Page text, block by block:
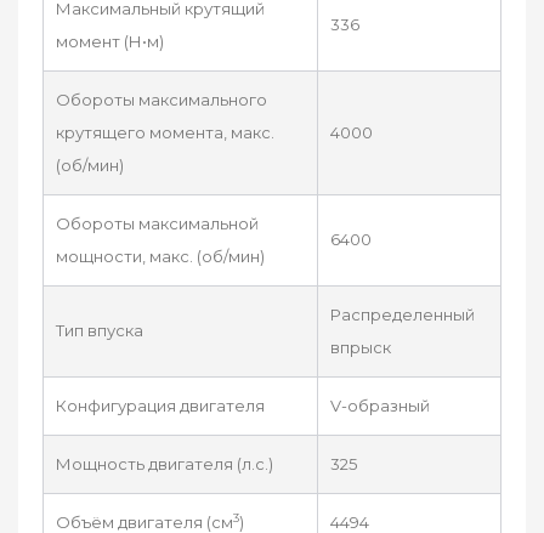
Максимальный крутящий
момент (Н•м)
336
Обороты максимального
крутящего момента, макс.
(об/мин)
4000
Обороты максимальной
мощности, макс. (об/мин)
6400
Тип впуска
Распределенный
впрыск
Конфигурация двигателя V-образный
Мощность двигателя (л.с.) 325
Объём двигателя (см3) 4494